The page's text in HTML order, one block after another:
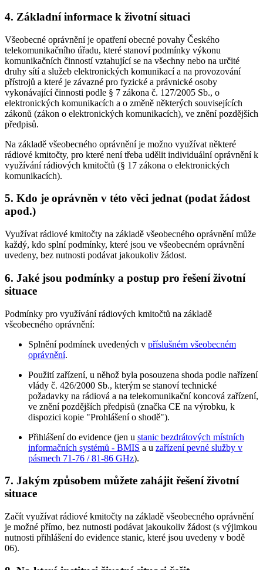
4. Základní informace k životní situaci
Všeobecné oprávnění je opatření obecné povahy Českého
telekomunikačního úřadu, které stanoví podmínky výkonu
komunikačních činností vztahující se na všechny nebo na určité
druhy sítí a služeb elektronických komunikací a na provozování
přístrojů a které je závazné pro fyzické a právnické osoby
vykonávající činnosti podle § 7 zákona č. 127/2005 Sb., o
elektronických komunikacích a o změně některých souvisejících
zákonů (zákon o elektronických komunikacích), ve znění pozdějších
předpisů.
Na základě všeobecného oprávnění je možno využívat některé
rádiové kmitočty, pro které není třeba udělit individuální oprávnění k
využívání rádiových kmitočtů (§ 17 zákona o elektronických
komunikacích).
5. Kdo je oprávněn v této věci jednat (podat žádost
apod.)
Využívat rádiové kmitočty na základě všeobecného oprávnění může
každý, kdo splní podmínky, které jsou ve všeobecném oprávnění
uvedeny, bez nutnosti podávat jakoukoliv žádost.
6. Jaké jsou podmínky a postup pro řešení životní
situace
Podmínky pro využívání rádiových kmitočtů na základě
všeobecného oprávnění:
Splnění podmínek uvedených v příslušném všeobecném
oprávnění.
Použití zařízení, u něhož byla posouzena shoda podle nařízení
vlády č. 426/2000 Sb., kterým se stanoví technické
požadavky na rádiová a na telekomunikační koncová zařízení,
ve znění pozdějších předpisů (značka CE na výrobku, k
dispozici kopie "Prohlášení o shodě").
Přihlášení do evidence (jen u stanic bezdrátových místních
informačních systémů - BMIS a u zařízení pevné služby v
pásmech 71-76 / 81-86 GHz).
7. Jakým způsobem můžete zahájit řešení životní
situace
Začít využívat rádiové kmitočty na základě všeobecného oprávnění
je možné přímo, bez nutnosti podávat jakoukoliv žádost (s výjimkou
nutnosti přihlášení do evidence stanic, které jsou uvedeny v bodě
06).